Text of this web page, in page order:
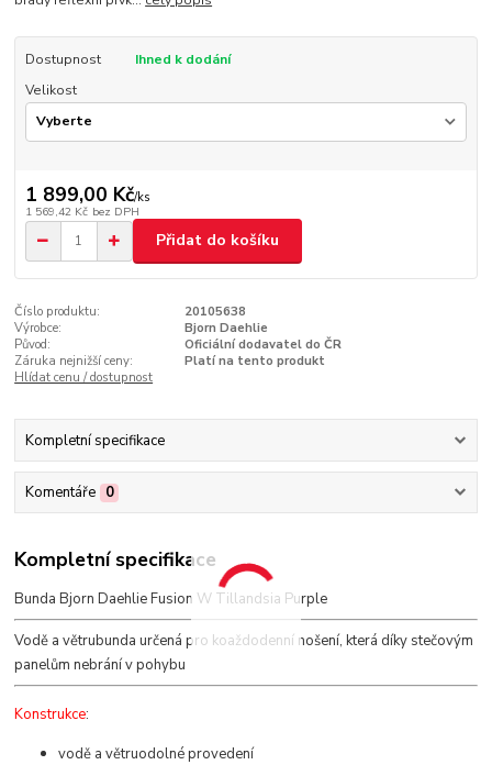
Dostupnost
Ihned k dodání
Velikost
1 899,00 Kč/ks
1 569,42 Kč bez DPH
Přidat do košíku
Číslo produktu:
20105638
Výrobce:
Bjorn Daehlie
Původ:
Oficiální dodavatel do ČR
Záruka nejnižší ceny:
Platí na tento produkt
Hlídat cenu / dostupnost
Kompletní specifikace
Komentáře 0
Kompletní specifikace
Bunda Bjorn Daehlie Fusion W Tillandsia Purple
Vodě a větrubunda určená pro koaždodenní nošení, která díky stečovým
panelům nebrání v pohybu
Konstrukce:
vodě a větruodolné provedení